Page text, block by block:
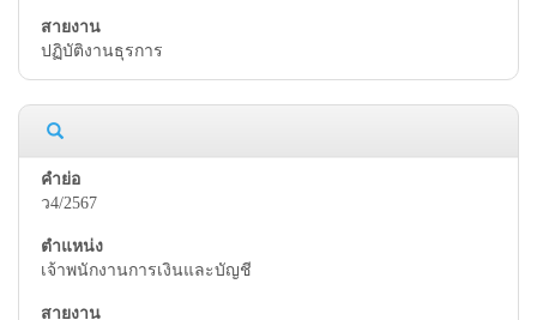
ปฏิบัติงานธุรการ
ว4/2567
เจ้าพนักงานการเงินและบัญชี